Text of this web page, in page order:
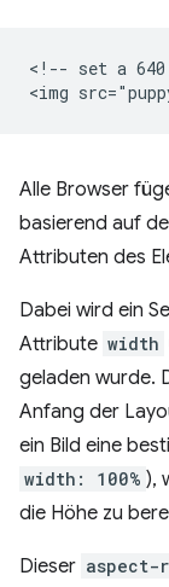
<!-- set a
Alle Browser
basierend auf
Attributen des
Dabei wird ein
Attribute width
geladen wurde.
Anfang der
ein Bild eine
width: 100% ),
die Höhe zu
Dieser aspect-